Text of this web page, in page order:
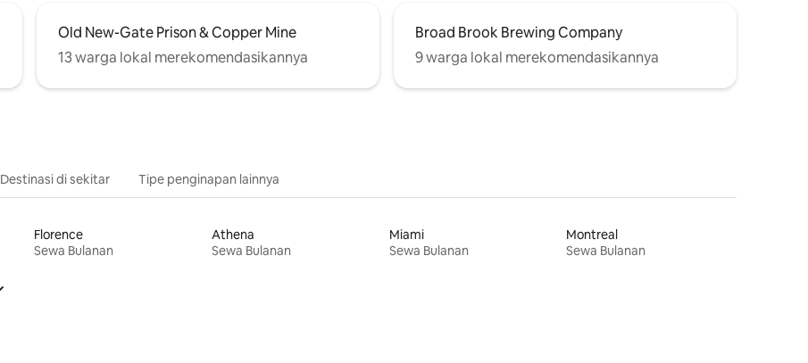
Old New-Gate Prison & Copper Mine
13 warga lokal merekomendasikannya
Broad Brook Brewing Company
9 warga lokal merekomendasikannya
Destinasi di sekitar Tipe penginapan lainnya
Florence
Sewa Bulanan
Athena
Sewa Bulanan
Miami
Sewa Bulanan
Montreal
Sewa Bulanan